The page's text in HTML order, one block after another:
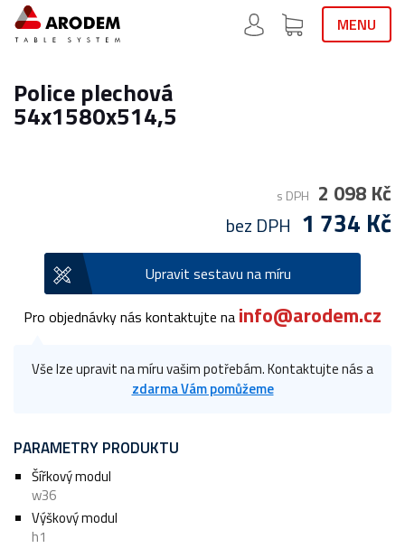
MENU
Police plechová
54x1580x514,5
s DPH 2 098 Kč
bez DPH 1 734 Kč
Upravit sestavu na míru
Pro objednávky nás kontaktujte na info@arodem.cz
Vše lze upravit na míru vašim potřebám. Kontaktujte nás a
zdarma Vám pomůžeme
PARAMETRY PRODUKTU
Šířkový modul
w36
Výškový modul
h1